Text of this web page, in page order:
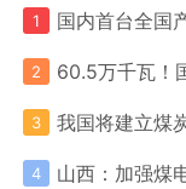
1 国内首台全国
2 60.5万千瓦！
3 我国将建立煤
4 山西：加强煤